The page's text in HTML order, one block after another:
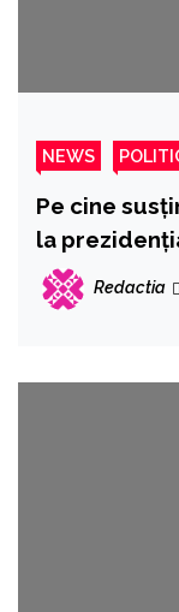
NEWS
Pe cine
la
Redactia